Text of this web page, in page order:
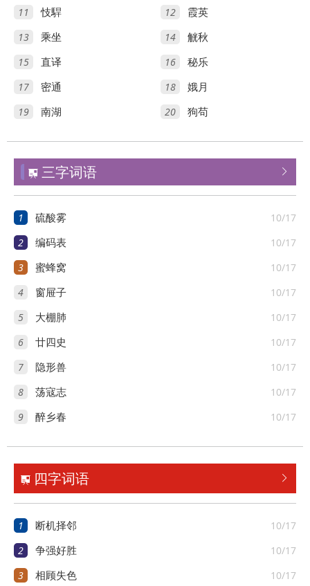
11 忮駻 12 霞英
13 乘坐 14 觥秋
15 直译 16 秘乐
17 密通 18 娥月
19 南湖 20 狗苟

 三字词语
1 10/17
硫酸雾
2 10/17
编码表
3 10/17
蜜蜂窝
4 10/17
窗屉子
5 10/17
大棚肺
6 10/17
廿四史
7 10/17
隐形兽
8 10/17
荡寇志
9 10/17
醉乡春

 四字词语
1 10/17
断机择邻
2 10/17
争强好胜
3 10/17
相顾失色